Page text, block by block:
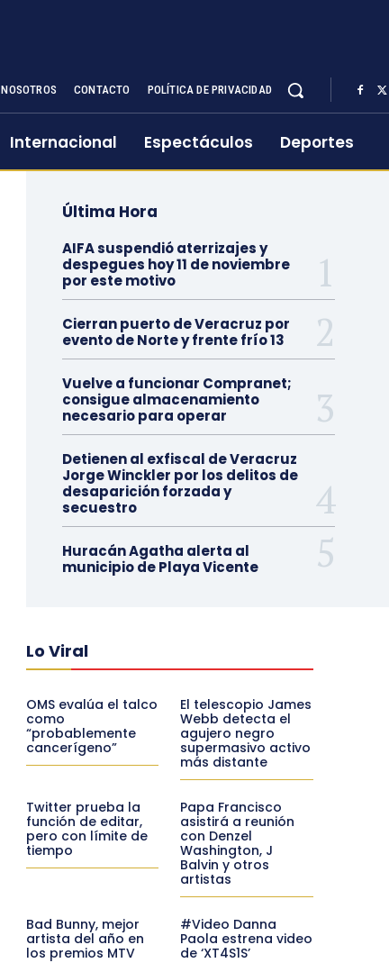
NOSOTROS CONTACTO POLÍTICA DE PRIVACIDAD
Internacional Espectáculos Deportes
Última Hora
AIFA suspendió aterrizajes y
despegues hoy 11 de noviembre
por este motivo
Cierran puerto de Veracruz por
evento de Norte y frente frío 13
Vuelve a funcionar Compranet;
consigue almacenamiento
necesario para operar
Detienen al exfiscal de Veracruz
Jorge Winckler por los delitos de
desaparición forzada y
secuestro
Huracán Agatha alerta al
municipio de Playa Vicente
Lo Viral
OMS evalúa el talco
como
“probablemente
cancerígeno”
El telescopio James
Webb detecta el
agujero negro
supermasivo activo
más distante
Twitter prueba la
función de editar,
pero con límite de
tiempo
Papa Francisco
asistirá a reunión
con Denzel
Washington, J
Balvin y otros
artistas
Bad Bunny, mejor
artista del año en
los premios MTV
#Video Danna
Paola estrena video
de ‘XT4S1S’